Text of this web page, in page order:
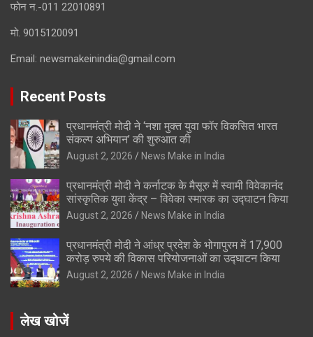
फोन न.-011 22010891
मो. 9015120091
Email: newsmakeinindia@gmail.com
Recent Posts
प्रधानमंत्री मोदी ने ‘नशा मुक्त युवा फॉर विकसित भारत
संकल्प अभियान’ की शुरुआत की
August 2, 2026 News Make in India
प्रधानमंत्री मोदी ने कर्नाटक के मैसूरु में स्वामी विवेकानंद
सांस्कृतिक युवा केंद्र – विवेका स्मारक का उद्घाटन किया
August 2, 2026 News Make in India
प्रधानमंत्री मोदी ने आंध्र प्रदेश के भोगापुरम में 17,900
करोड़ रुपये की विकास परियोजनाओं का उद्घाटन किया
August 2, 2026 News Make in India
लेख खोजें